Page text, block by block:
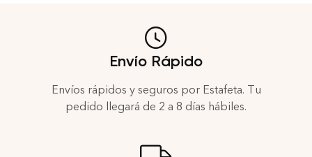
Envío Rápido
Envíos rápidos y seguros por Estafeta. Tu
pedido llegará de 2 a 8 días hábiles.